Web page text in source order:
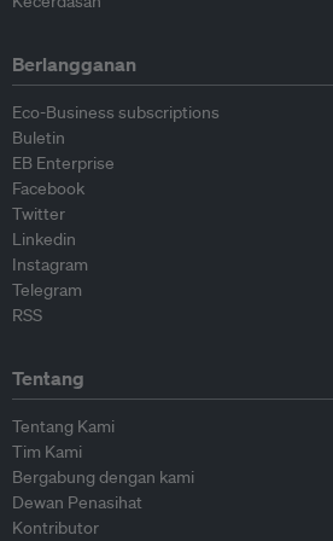
Berlangganan
Eco-Business subscriptions
Buletin
EB Enterprise
Facebook
Twitter
Linkedin
Instagram
Telegram
RSS
Tentang
Tentang Kami
Tim Kami
Bergabung dengan kami
Dewan Penasihat
Kontributor